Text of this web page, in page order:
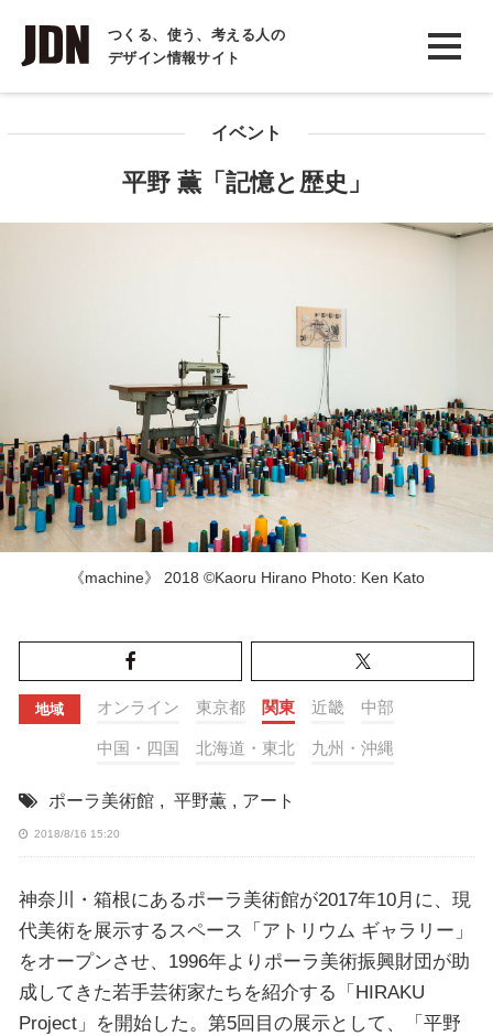
つくる、使う、考える人の
デザイン情報サイト
INTERVIEW
インタビュー
イベント
平野 薫「記憶と歴史」
《machine》 2018 ©Kaoru Hirano Photo: Ken Kato
地域 オンライン 東京都 関東 近畿 中部
中国・四国 北海道・東北 九州・沖縄
ポーラ美術館 , 平野薫 , アート
2018/8/16 15:20
神奈川・箱根にあるポーラ美術館が2017年10月に、現
代美術を展示するスペース「アトリウム ギャラリー」
をオープンさせ、1996年よりポーラ美術振興財団が助
成してきた若手芸術家たちを紹介する「HIRAKU
Project」を開始した。第5回目の展示として、「平野